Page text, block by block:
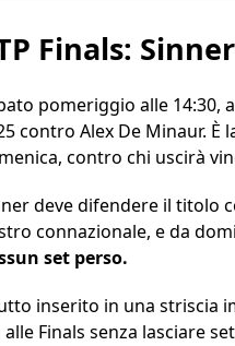
Finals:
pomeriggio alle 14:30,
contro Alex De Minaur.
contro chi uscirà
deve difendere il titolo
connazionale, e da
set perso.
inserito in una striscia
Finals senza lasciare